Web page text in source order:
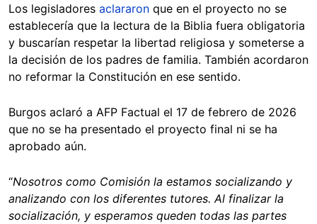
Los legisladores aclararon que en el proyecto no se
establecería que la lectura de la Biblia fuera obligatoria
y buscarían respetar la libertad religiosa y someterse a
la decisión de los padres de familia. También acordaron
no reformar la Constitución en ese sentido.
Burgos aclaró a AFP Factual el 17 de febrero de 2026
que no se ha presentado el proyecto final ni se ha
aprobado aún.
“Nosotros como Comisión la estamos socializando y
analizando con los diferentes tutores. Al finalizar la
socialización, y esperamos queden todas las partes